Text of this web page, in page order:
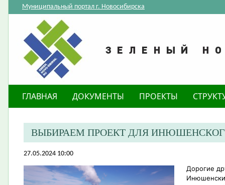
Муниципальный портал г. Новосибирска
ГЛАВНАЯ ДОКУМЕНТЫ ПРОЕКТЫ
ВЫБИРАЕМ ПРОЕКТ ДЛЯ
27.05.2024 10:00
Дорогие